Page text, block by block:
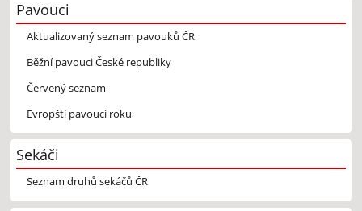
Pavouci
Aktualizovaný seznam pavouků ČR
Běžní pavouci České republiky
Červený seznam
Evropští pavouci roku
Sekáči
Seznam druhů sekáčů ČR